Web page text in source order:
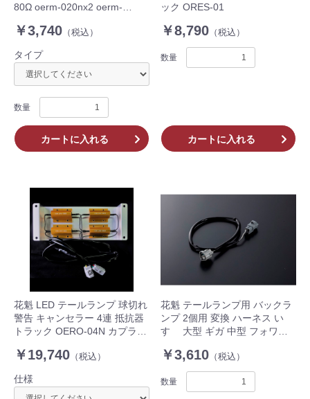
80Ω oerm-020nx2 oerm-
￥3,740 （税込）
タイプ
数量
カートに入れる
ック ORES-01
￥8,790 （税込）
数量
カートに入れる
花魁 LED テールランプ 球切れ
警告 キャンセラー 4連 抵抗器
トラック OERO-04N カプラ
￥19,740 （税込）
仕様
花魁 テールランプ用 バックラ
ンプ 2個用 変換 ハーネス い
すゞ 大型 ギガ 中型 フォワー
500mm OBH-IFLM-ML2S 2個
入 トラック
￥3,610 （税込）
数量